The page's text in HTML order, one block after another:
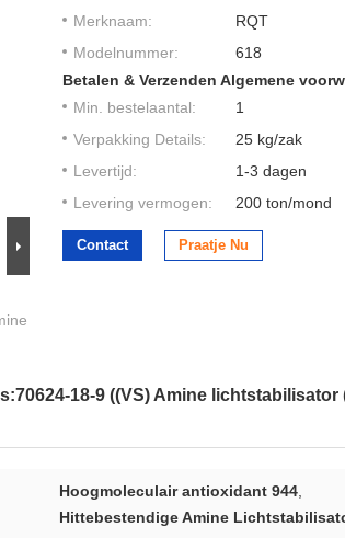
Merknaam:
RQT
Modelnummer:
618
Betalen & Verzenden Algemene
Min. bestelaantal:
1
Verpakking Details:
25 kg/zak
Levertijd:
1-3 dagen
Levering vermogen:
200 ton/mond
Contact Praatje Nu
18-9 ((VS) Amine lichtstabilisator
Hoogmoleculair antioxidant 944,
Hittebestendige Amine